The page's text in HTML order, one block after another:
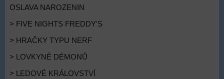
OSLAVA NAROZENIN
> FIVE NIGHTS FREDDY'S
> HRAČKY TYPU NERF
> LOVKYNĚ DÉMONŮ
> LEDOVÉ KRÁLOVSTVÍ